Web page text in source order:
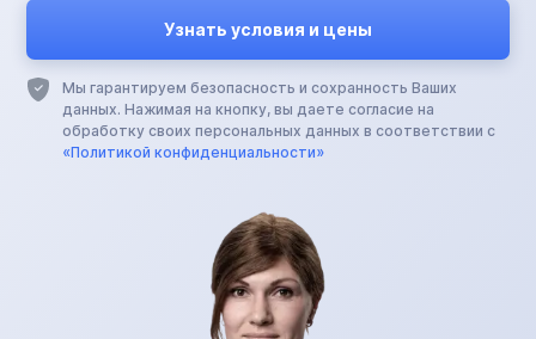
Мы гарантируем безопасность и сохранность Ваших
данных. Нажимая на кнопку, вы даете согласие на
обработку своих персональных данных в соответствии с
«Политикой конфиденциальности»